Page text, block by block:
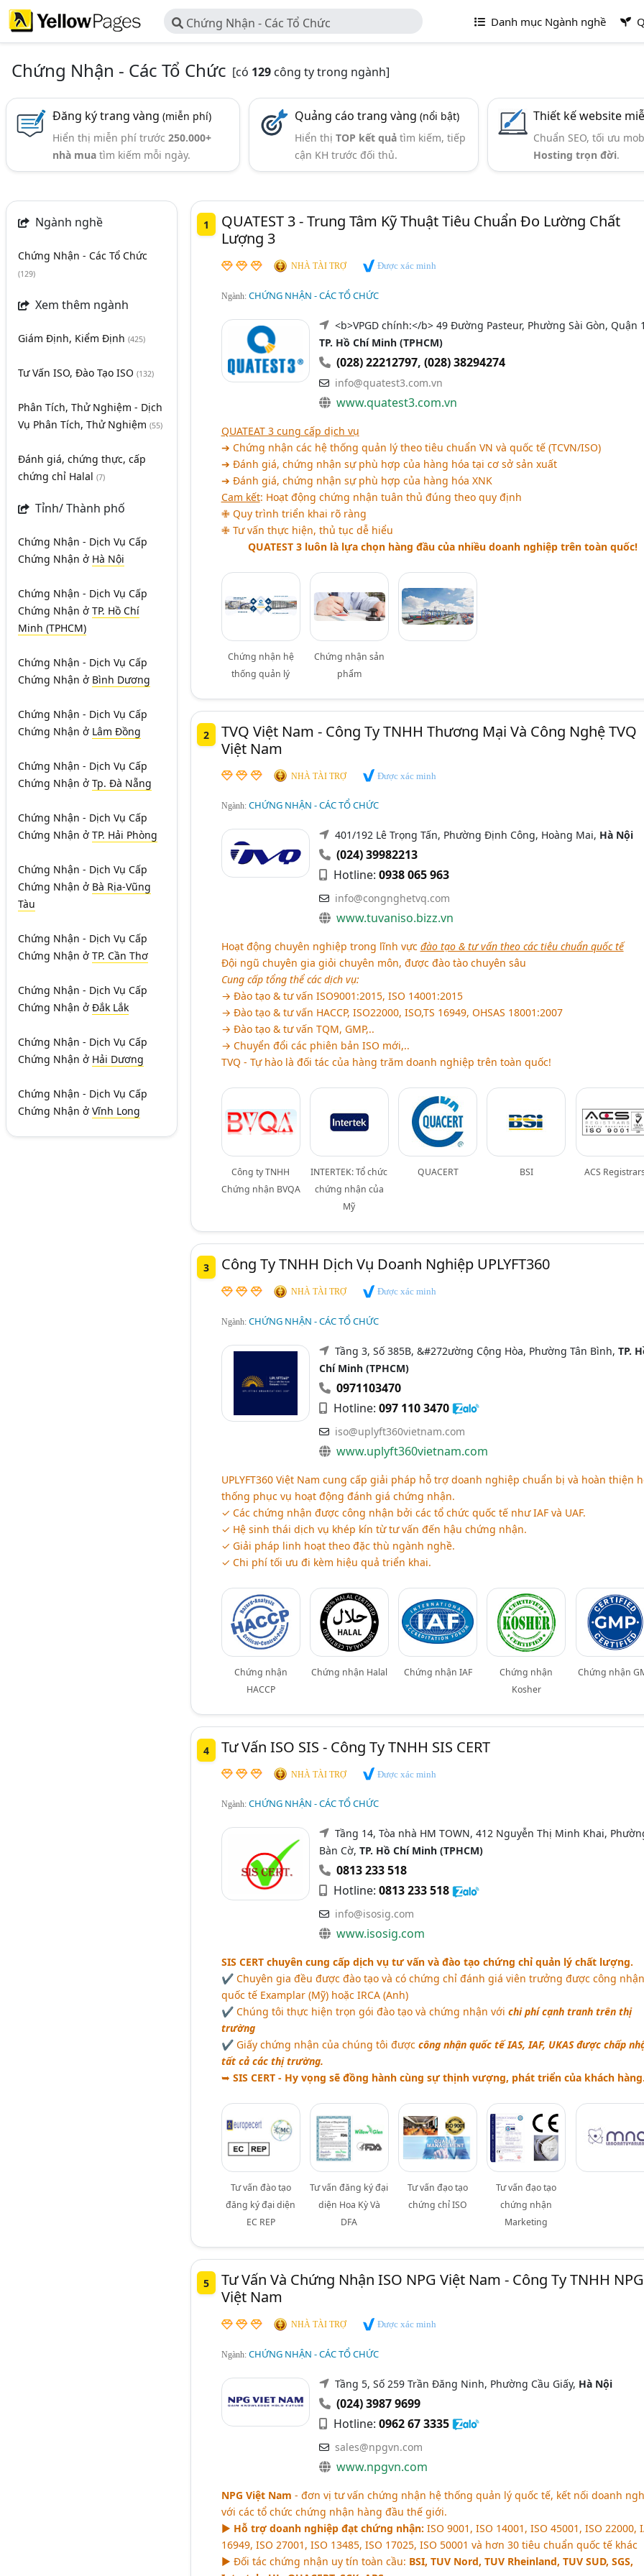
Chứng Nhận - Các Tổ Chức Danh mục Ngành nghề
Chứng Nhận - Các Tổ Chức [có 129 công ty trong ngành]
Đăng ký trang vàng(miễn phí)
Hiển thị miễn phí trước250.000+
nhà mua tìm kiếm mỗi ngày.
Quảng cáo trang vàng(nổi bật)
Hiển thịTOP kết quả tìm kiếm, tiếp
cận KH trước đối thủ.
Thiết kế website
Chuẩn SEO, tối ưu
Hosting trọn đời.
Ngành nghề
Chứng Nhận - Các Tổ Chức
(129)
Xem thêm ngành
Giám Định, Kiểm Định (425)
Tư Vấn ISO, Đào Tạo ISO (132)
Phân Tích, Thử Nghiệm - Dịch
Vụ Phân Tích, Thử Nghiệm (55)
Đánh giá, chứng thực, cấp
chứng chỉ Halal (7)
Tỉnh/ Thành phố
Chứng Nhận - Dịch Vụ Cấp
Chứng Nhận ở Hà Nội
Chứng Nhận - Dịch Vụ Cấp
Chứng Nhận ở TP. Hồ Chí
Minh (TPHCM)
Chứng Nhận - Dịch Vụ Cấp
Chứng Nhận ở Bình Dương
Chứng Nhận - Dịch Vụ Cấp
Chứng Nhận ở Lâm Đồng
Chứng Nhận - Dịch Vụ Cấp
Chứng Nhận ở Tp. Đà Nẵng
Chứng Nhận - Dịch Vụ Cấp
Chứng Nhận ở TP. Hải Phòng
Chứng Nhận - Dịch Vụ Cấp
Chứng Nhận ở Bà Rịa-Vũng
Tàu
Chứng Nhận - Dịch Vụ Cấp
Chứng Nhận ở TP. Cần Thơ
Chứng Nhận - Dịch Vụ Cấp
Chứng Nhận ở Đắk Lắk
Chứng Nhận - Dịch Vụ Cấp
Chứng Nhận ở Hải Dương
Chứng Nhận - Dịch Vụ Cấp
Chứng Nhận ở Vĩnh Long
1
QUATEST 3 - Trung Tâm Kỹ Thuật Tiêu Chuẩn Đo Lường Chất
Lượng 3
NHÀ TÀI TRỢ Được xác minh
Ngành: CHỨNG NHẬN - CÁC TỔ CHỨC
<b>VPGD chính:</b> 49 Đường Pasteur, Phường Sài Gòn, Quận
TP. Hồ Chí Minh (TPHCM)
(028) 22212797, (028) 38294274
info@quatest3.com.vn
www.quatest3.com.vn
QUATEAT 3 cung cấp dịch vụ
➔ Chứng nhận các hệ thống quản lý theo tiêu chuẩn VN và quốc tế (TCVN/ISO)
➔ Đánh giá, chứng nhận sự phù hợp của hàng hóa tại cơ sở sản xuất
➔ Đánh giá, chứng nhận sự phù hợp của hàng hóa XNK
Cam kết: Hoạt động chứng nhận tuân thủ đúng theo quy định
✙ Quy trình triển khai rõ ràng
✙ Tư vấn thực hiện, thủ tục dễ hiểu
QUATEST 3 luôn là lựa chọn hàng đầu của nhiều doanh nghiệp trên toàn quốc!
Chứng nhận hệ
thống quản lý
Chứng nhận sản
phẩm
2
TVQ Việt Nam - Công Ty TNHH Thương Mại Và Công Nghệ TVQ
Việt Nam
NHÀ TÀI TRỢ Được xác minh
Ngành: CHỨNG NHẬN - CÁC TỔ CHỨC
401/192 Lê Trọng Tấn, Phường Định Công, Hoàng Mai, Hà Nội
(024) 39982213
Hotline: 0938 065 963
info@congnghetvq.com
www.tuvaniso.bizz.vn
Hoạt động chuyên nghiệp trong lĩnh vực đào tạo & tư vấn theo các tiêu chuẩn quốc tế
Đội ngũ chuyên gia giỏi chuyên môn, được đào tào chuyên sâu
Cung cấp tổng thể các dịch vụ:
→ Đào tạo & tư vấn ISO9001:2015, ISO 14001:2015
→ Đào tạo & tư vấn HACCP, ISO22000, ISO,TS 16949, OHSAS 18001:2007
→ Đào tạo & tư vấn TQM, GMP,..
→ Chuyển đổi các phiên bản ISO mới,..
TVQ - Tự hào là đối tác của hàng trăm doanh nghiệp trên toàn quốc!
Công ty TNHH
Chứng nhận BVQA
INTERTEK: Tổ chức
chứng nhận của
Mỹ
QUACERT BSI ACS
3 Công Ty TNHH Dịch Vụ Doanh Nghiệp UPLYFT360
NHÀ TÀI TRỢ Được xác minh
Ngành: CHỨNG NHẬN - CÁC TỔ CHỨC
Tầng 3, Số 385B, &#272ường Cộng Hòa, Phường Tân Bình, TP.
Chí Minh (TPHCM)
0971103470
Hotline: 097 110 3470
iso@uplyft360vietnam.com
www.uplyft360vietnam.com
UPLYFT360 Việt Nam cung cấp giải pháp hỗ trợ doanh nghiệp chuẩn bị và hoàn thiện
thống phục vụ hoạt động đánh giá chứng nhận.
✓ Các chứng nhận được công nhận bởi các tổ chức quốc tế như IAF và UAF.
✓ Hệ sinh thái dịch vụ khép kín từ tư vấn đến hậu chứng nhận.
✓ Giải pháp linh hoạt theo đặc thù ngành nghề.
✓ Chi phí tối ưu đi kèm hiệu quả triển khai.
Chứng nhận
HACCP
Chứng nhận Halal Chứng nhận IAF
Chứng nhận
Kosher
Chứng nhận
4 Tư Vấn ISO SIS - Công Ty TNHH SIS CERT
NHÀ TÀI TRỢ Được xác minh
Ngành: CHỨNG NHẬN - CÁC TỔ CHỨC
Tầng 14, Tòa nhà HM TOWN, 412 Nguyễn Thị Minh Khai,
Bàn Cờ, TP. Hồ Chí Minh (TPHCM)
0813 233 518
Hotline: 0813 233 518
info@isosig.com
www.isosig.com
SIS CERT chuyên cung cấp dịch vụ tư vấn và đào tạo chứng chỉ quản lý chất lượng.
✔ Chuyên gia đều được đào tạo và có chứng chỉ đánh giá viên trưởng được công nhận
quốc tế Examplar (Mỹ) hoặc IRCA (Anh)
✔ Chúng tôi thực hiện trọn gói đào tạo và chứng nhận với chi phí cạnh tranh trên thị
trường
✔ Giấy chứng nhận của chúng tôi được công nhận quốc tế IAS, IAF, UKAS được chấp
tất cả các thị trường.
➥ SIS CERT - Hy vọng sẽ đồng hành cùng sự thịnh vượng, phát triển của khách
Tư vấn đào tạo
đăng ký đại diện
EC REP
Tư vấn đăng ký đại
diện Hoa Kỳ Và
DFA
Tư vấn đạo tạo
chứng chỉ ISO
Tư vấn đạo tạo
chứng nhận
Marketing
5
Tư Vấn Và Chứng Nhận ISO NPG Việt Nam - Công Ty TNHH NPG
Việt Nam
NHÀ TÀI TRỢ Được xác minh
Ngành: CHỨNG NHẬN - CÁC TỔ CHỨC
Tầng 5, Số 259 Trần Đăng Ninh, Phường Cầu Giấy, Hà Nội
(024) 3987 9699
Hotline: 0962 67 3335
sales@npgvn.com
www.npgvn.com
NPG Việt Nam - đơn vị tư vấn chứng nhận hệ thống quản lý quốc tế, kết nối doanh
với các tổ chức chứng nhận hàng đầu thế giới.
► Hỗ trợ doanh nghiệp đạt chứng nhận: ISO 9001, ISO 14001, ISO 45001, ISO 22000,
16949, ISO 27001, ISO 13485, ISO 17025, ISO 50001 và hơn 30 tiêu chuẩn quốc tế khác
► Đối tác chứng nhận uy tín toàn cầu: BSI, TUV Nord, TUV Rheinland, TUV SUD, SGS,